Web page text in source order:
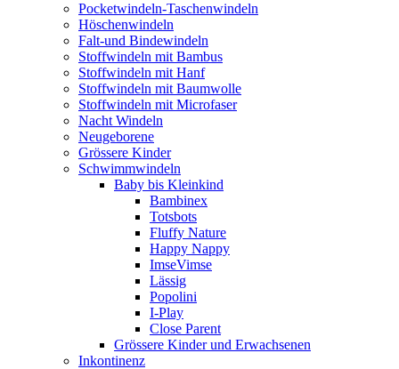
Pocketwindeln-Taschenwindeln
Höschenwindeln
Falt-und Bindewindeln
Stoffwindeln mit Bambus
Stoffwindeln mit Hanf
Stoffwindeln mit Baumwolle
Stoffwindeln mit Microfaser
Nacht Windeln
Neugeborene
Grössere Kinder
Schwimmwindeln
Baby bis Kleinkind
Bambinex
Totsbots
Fluffy Nature
Happy Nappy
ImseVimse
Lässig
Popolini
I-Play
Close Parent
Grössere Kinder und Erwachsenen
Inkontinenz